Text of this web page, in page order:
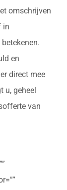
omschrijven
in
en
direct mee
u, geheel
van